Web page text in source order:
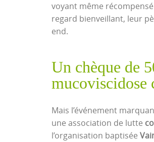
voyant même
regard bienveillant, leur
end.
Un chèque de
mucoviscidose
Mais l’événement
une association de lutte
l’organisation baptisée